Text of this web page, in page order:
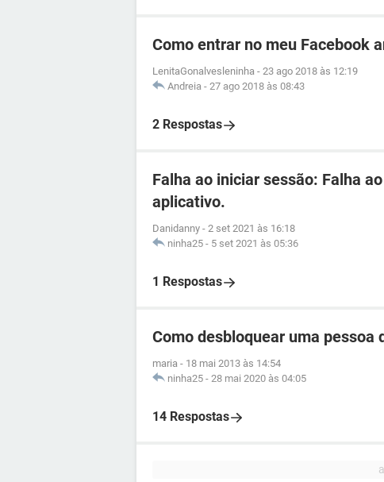
Como entrar no meu Facebook
LenitaGonalvesleninha - 23 ago 2018 às 12:19
Andreia - 27 ago 2018 às 08:43
2 Respostas
Falha ao iniciar sessão: Falha
aplicativo.
Danidanny - 2 set 2021 às 16:18
ninha25 - 5 set 2021 às 05:36
1 Respostas
Como desbloquear uma pessoa
maria - 18 mai 2013 às 14:54
ninha25 - 28 mai 2020 às 04:05
14 Respostas